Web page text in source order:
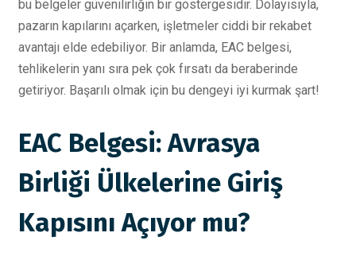
bu belgeler güvenilirliğin bir göstergesidir. Dolayısıyla,
pazarın kapılarını açarken, işletmeler ciddi bir rekabet
avantajı elde edebiliyor. Bir anlamda, EAC belgesi,
tehlikelerin yanı sıra pek çok fırsatı da beraberinde
getiriyor. Başarılı olmak için bu dengeyi iyi kurmak şart!
EAC Belgesi: Avrasya
Birliği Ülkelerine Giriş
Kapısını Açıyor mu?